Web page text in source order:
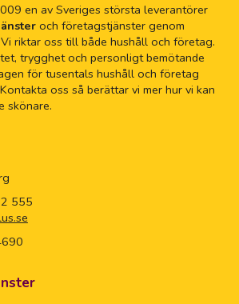
en av Sveriges största leverantörer
och företagstjänster genom
riktar oss till både hushåll och företag.
trygghet och personligt bemötande
för tusentals hushåll och företag
oss så berättar vi mer hur vi kan
skönare.
555